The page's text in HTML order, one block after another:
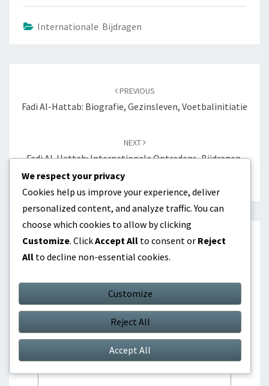
Internationale Bijdragen
PREVIOUS
Fadi Al-Hattab: Biografie, Gezinsleven, Voetbalinitiatie
NEXT
Fadi Al-Hattab: Internationale Optredens, Bijdragen,
Statistieken
Leave a Reply
Your email address will not be published.
Required fields are marked*
Comment*
We respect your privacy
Cookies help us improve your experience, deliver
personalized content, and analyze traffic. You can
choose which cookies to allow by clicking
Customize. ClickAccept All to consent or Reject
All to decline non-essential cookies.
Customize
Reject All
Accept All